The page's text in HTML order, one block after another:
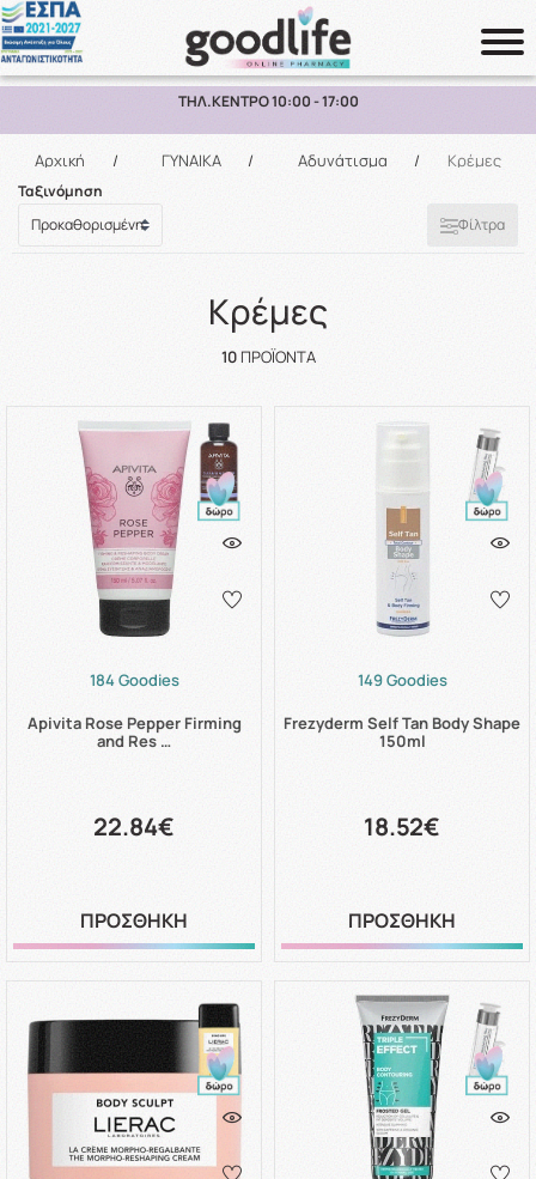
Αναζήτηση
ΠΑΡΑΛΑΒΗ ΑΠΟ ΤΟ ΚΑΤΑΣΤΗΜΑ ΑΝΩ ΤΩΝ 10€
Αρχική / ΓΥΝΑΙΚΑ / Αδυνάτισμα / Κρέμες
Ταξινόμηση
Φίλτρα
Κρέμες
10ΠΡΟΪΌΝΤΑ
184 Goodies
Apivita Rose Pepper Firming
and Res …
22.84€
ΠΡΟΣΘΗΚΗ
149 Goodies
Frezyderm Self Tan Body Shape
150ml
18.52€
ΠΡΟΣΘΗΚΗ